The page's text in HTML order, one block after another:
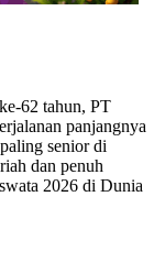
62 tahun, PT
panjangnya
senior di
dan penuh
2026 di Dunia